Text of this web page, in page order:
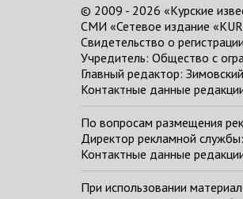
© 2009 - 2026 «Курские
СМИ «Сетевое издание
Свидетельство о
Учредитель: Общество с
Главный редактор:
Контактные данные
По вопросам размещения
Директор рекламной
Контактные данные
При использовании